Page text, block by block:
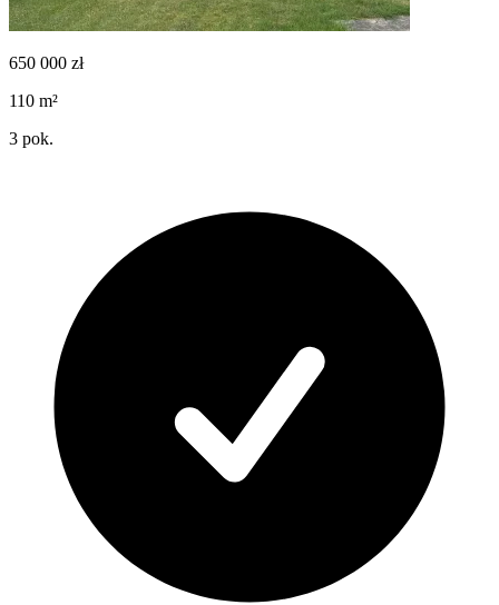
650 000 zł
110 m²
3 pok.